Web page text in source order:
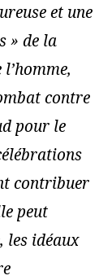
et une
» de la
contre
pour le
contribuer
peut
les idéaux